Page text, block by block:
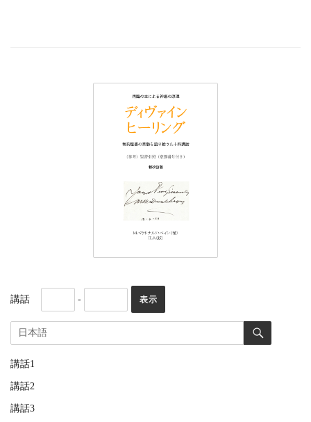
講話 -
講話1
講話2
講話3